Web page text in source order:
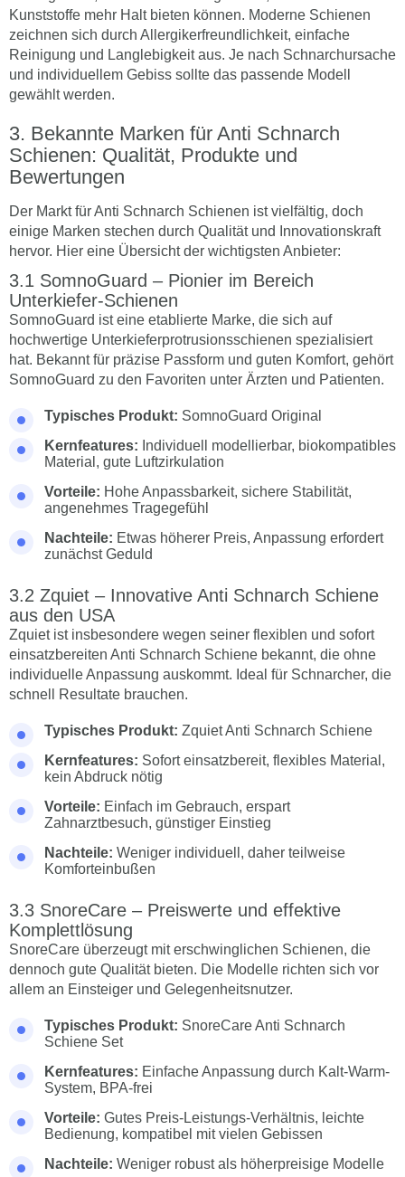
Kunststoffe mehr Halt bieten können. Moderne Schienen
zeichnen sich durch Allergikerfreundlichkeit, einfache
Reinigung und Langlebigkeit aus. Je nach Schnarchursache
und individuellem Gebiss sollte das passende Modell
gewählt werden.
Bekannte Marken für Anti Schnarch
Schienen: Qualität, Produkte und
Bewertungen
Der Markt für Anti Schnarch Schienen ist vielfältig, doch
einige Marken stechen durch Qualität und Innovationskraft
hervor. Hier eine Übersicht der wichtigsten Anbieter:
SomnoGuard – Pionier im Bereich
Unterkiefer-Schienen
SomnoGuard ist eine etablierte Marke, die sich auf
hochwertige Unterkieferprotrusionsschienen spezialisiert
hat. Bekannt für präzise Passform und guten Komfort, gehört
SomnoGuard zu den Favoriten unter Ärzten und Patienten.
Typisches Produkt: SomnoGuard Original
Kernfeatures: Individuell modellierbar, biokompatibles
Material, gute Luftzirkulation
Vorteile: Hohe Anpassbarkeit, sichere Stabilität,
angenehmes Tragegefühl
Nachteile: Etwas höherer Preis, Anpassung erfordert
zunächst Geduld
Zquiet – Innovative Anti Schnarch Schiene
aus den USA
Zquiet ist insbesondere wegen seiner flexiblen und sofort
einsatzbereiten Anti Schnarch Schiene bekannt, die ohne
individuelle Anpassung auskommt. Ideal für Schnarcher, die
schnell Resultate brauchen.
Typisches Produkt: Zquiet Anti Schnarch Schiene
Kernfeatures: Sofort einsatzbereit, flexibles Material,
kein Abdruck nötig
Vorteile: Einfach im Gebrauch, erspart
Zahnarztbesuch, günstiger Einstieg
Nachteile: Weniger individuell, daher teilweise
Komforteinbußen
SnoreCare – Preiswerte und effektive
Komplettlösung
SnoreCare überzeugt mit erschwinglichen Schienen, die
dennoch gute Qualität bieten. Die Modelle richten sich vor
allem an Einsteiger und Gelegenheitsnutzer.
Typisches Produkt: SnoreCare Anti Schnarch
Schiene Set
Kernfeatures: Einfache Anpassung durch Kalt-Warm-
System, BPA-frei
Vorteile: Gutes Preis-Leistungs-Verhältnis, leichte
Bedienung, kompatibel mit vielen Gebissen
Nachteile: Weniger robust als höherpreisige Modelle